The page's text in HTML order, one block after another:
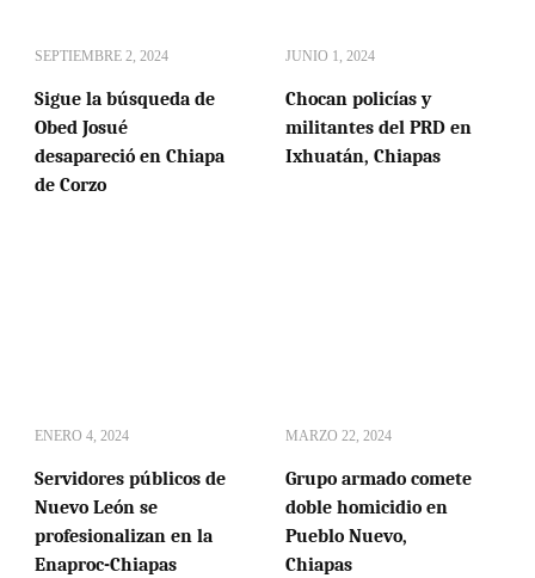
SEPTIEMBRE 2, 2024
Sigue la búsqueda de
Obed Josué
desapareció en Chiapa
de Corzo
JUNIO 1, 2024
Chocan policías y
militantes del PRD en
Ixhuatán, Chiapas
ENERO 4, 2024
Servidores públicos de
Nuevo León se
profesionalizan en la
Enaproc-Chiapas
MARZO 22, 2024
Grupo armado comete
doble homicidio en
Pueblo Nuevo,
Chiapas